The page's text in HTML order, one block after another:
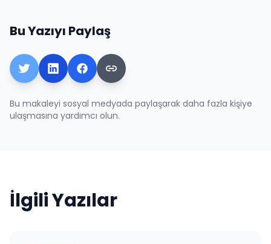
Bu Yazıyı Paylaş
Bu makaleyi sosyal medyada paylaşarak daha fazla kişiye
ulaşmasına yardımcı olun.
İlgili Yazılar